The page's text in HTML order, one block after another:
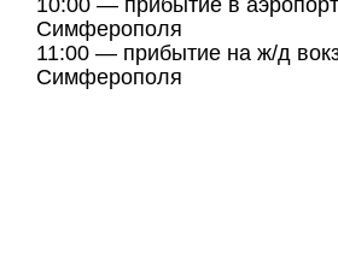
10:00 — прибытие в аэропорт
Симферополя
11:00 — прибытие на ж/д
Симферополя